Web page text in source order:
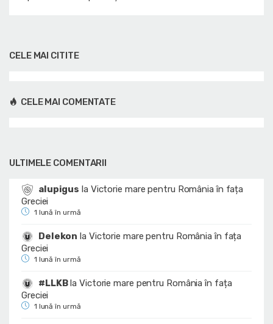
CELE MAI CITITE
CELE MAI COMENTATE
ULTIMELE COMENTARII
alupigus la Victorie mare pentru România în fața
Greciei
1 lună în urmă
Delekon la Victorie mare pentru România în fața
Greciei
1 lună în urmă
#LLKBlaVictorie mare pentru România în fața
Greciei
1 lună în urmă